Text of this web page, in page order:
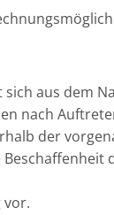
aus dem
nach
der
vor.